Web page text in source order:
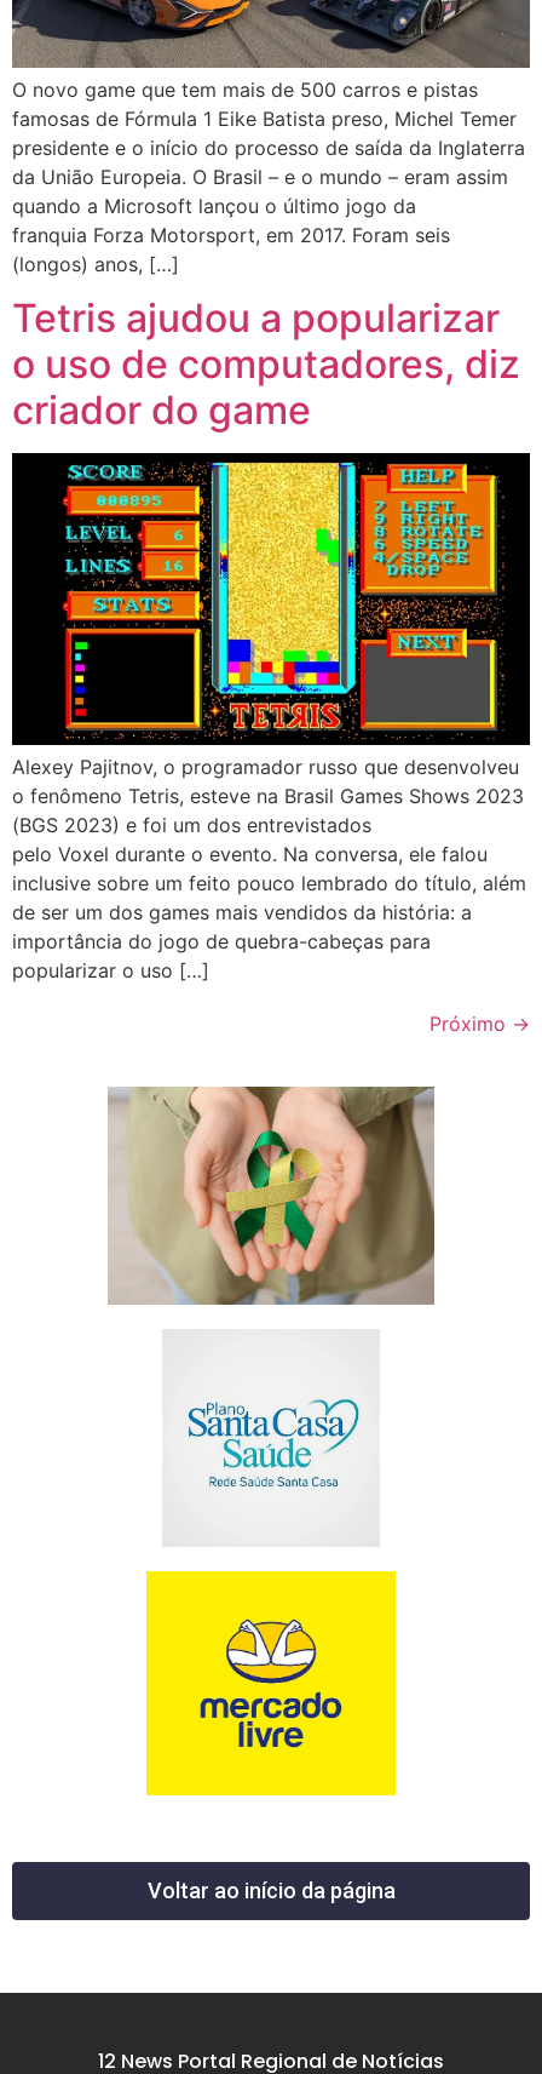
O novo game que tem mais de 500 carros e pistas
famosas de Fórmula 1 Eike Batista preso, Michel Temer
presidente e o início do processo de saída da Inglaterra
da União Europeia. O Brasil – e o mundo – eram assim
quando a Microsoft lançou o último jogo da
franquia Forza Motorsport, em 2017. Foram seis
(longos) anos, […]
Tetris ajudou a popularizar
o uso de computadores, diz
criador do game
Alexey Pajitnov, o programador russo que desenvolveu
o fenômeno Tetris, esteve na Brasil Games Shows 2023
(BGS 2023) e foi um dos entrevistados
pelo Voxel durante o evento. Na conversa, ele falou
inclusive sobre um feito pouco lembrado do título, além
de ser um dos games mais vendidos da história: a
importância do jogo de quebra-cabeças para
popularizar o uso […]
Próximo →
Voltar ao início da página
12 News Portal Regional de Notícias